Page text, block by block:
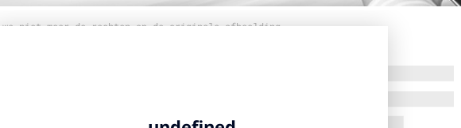
we niet meer de rechten op de originele afbeelding